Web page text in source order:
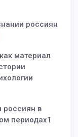
россиян
материал
россиян в
периодах1